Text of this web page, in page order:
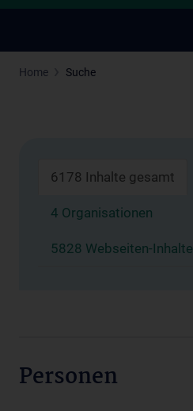
Home Suche
6178 Inhalte gesamt
4 Organisationen
5828 Webseiten-Inhalte
Personen